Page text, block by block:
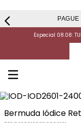
Especial 08.08:
Bermuda Iódice